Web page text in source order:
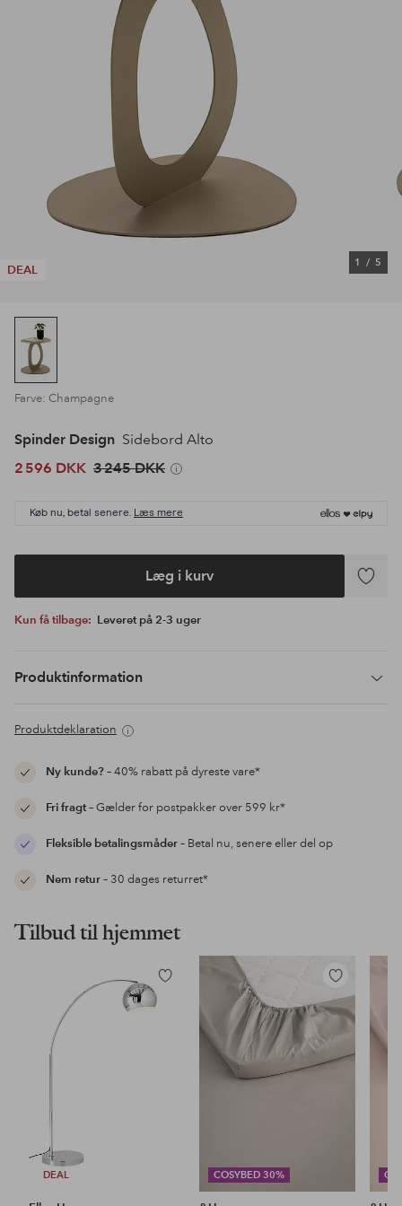
DEAL
1 / 5
Farve: Champagne
Spinder Design Sidebord Alto
2 596 DKK 3 245 DKK
Køb nu, betal senere. Læs mere
Læg i kurv
Tilføj
Kun få tilbage: Leveret på 2-3 uger
Produktinformation
Produktdeklaration
Ny kunde?– 40% rabatt på dyreste vare*
Fri fragt– Gælder for postpakker over 599 kr*
Fleksible betalingsmåder– Betal nu, senere eller del op
Nem retur– 30 dages returret*
Tilbud til hjemmet
DEAL
Tilføj
til
COSYBED 30%
Tilføj
til
favoritter